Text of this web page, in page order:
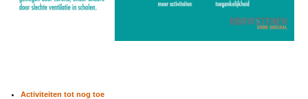
Activiteiten tot nog toe